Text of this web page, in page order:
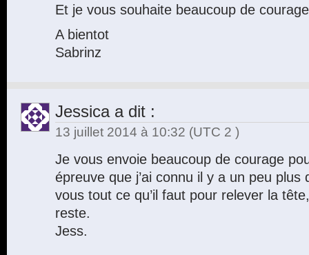
Et je vous souhaite beaucoup de
A bientot
Sabrinz
Jessicaa dit :
13 juillet 2014 à 10:32 (UTC 2 )
Je vous envoie beaucoup de courage
épreuve que j’ai connu il y a un peu plus
vous tout ce qu’il faut pour relever la
reste.
Jess.